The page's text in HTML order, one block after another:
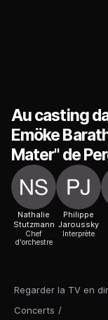
Regarder la TV en
Concerts /
Au casting
Emöke
Mater" de
Nathalie
Stutzmann
Chef
d'orchestre
Philippe
Jaroussky
Interprète